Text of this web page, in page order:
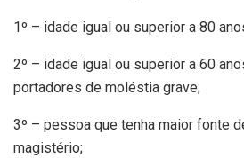
1º – idade igual ou superior a 80
2º – idade igual ou superior a 60
portadores de moléstia grave;
3º – pessoa que tenha maior fonte
magistério;